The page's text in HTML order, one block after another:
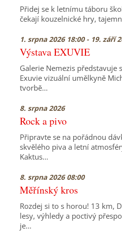
Přidej se k letnímu táboru
čekají kouzelnické hry,
1. srpna 2026 18:00 - 19. září
Výstava EXUVIE
Galerie Nemezis představuje
Exuvie vizuální umělkyně
tvorbě…
8. srpna 2026
Rock a pivo
Připravte se na pořádnou
skvělého piva a letní
Kaktus…
8. srpna 2026 08:00
Měřínský kros
Rozdej si to s horou! 13 km,
lesy, výhledy a poctivý
je…